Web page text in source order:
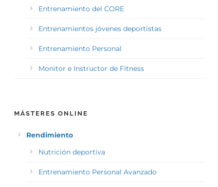
Entrenamiento del CORE
Entrenamientos jóvenes deportistas
Entrenamiento Personal
Monitor e Instructor de Fitness
MÁSTERES ONLINE
Rendimiento
Nutrición deportiva
Entrenamiento Personal Avanzado